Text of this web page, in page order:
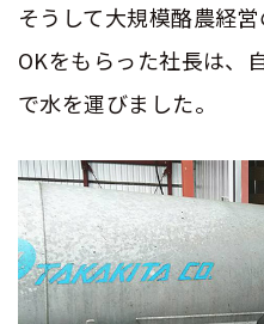
そうして大規模酪農経
OKをもらった社長は、
で水を運びました。